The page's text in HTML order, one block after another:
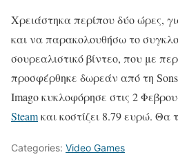
Χρειάστηκα περίπου δύο ώρες,
και να παρακολουθήσω το
σουρεαλιστικό βίντεο, που με
προσφέρθηκε δωρεάν από τη
Imago κυκλοφόρησε στις 2
Steamκαι κοστίζει 8.79 ευρώ. Θα
Categories: Video Games